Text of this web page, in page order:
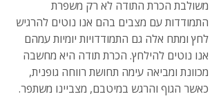
משולבת הכרת התודה לא רק משפרת
התמודדות עם מצבים בהם אנו נוטים להרגיש
לחץ ומתח אלה גם התמודדויות יומיות עמהם
אנו נוטים להילחץ. הכרת תודה היא מחשבה
מכוונת ומביאה עימה תחושת רווחה גופנית,
כאשר הגוף והרגש במיטבם, מצביינו משתפר.